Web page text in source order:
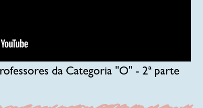
da Categoria "O" - 2ª parte